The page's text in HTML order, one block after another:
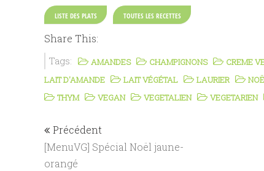
LISTE DES PLATS TOUTES LES RECETTES
Share This:
Tags: AMANDES CHAMPIGNONS CREME
LAIT D'AMANDE
LAIT VÉGÉTAL LAURIER
THYM
VEGAN VEGETALIEN VEGETARIEN
Précédent
[MenuVG] Spécial Noël jaune-
orangé